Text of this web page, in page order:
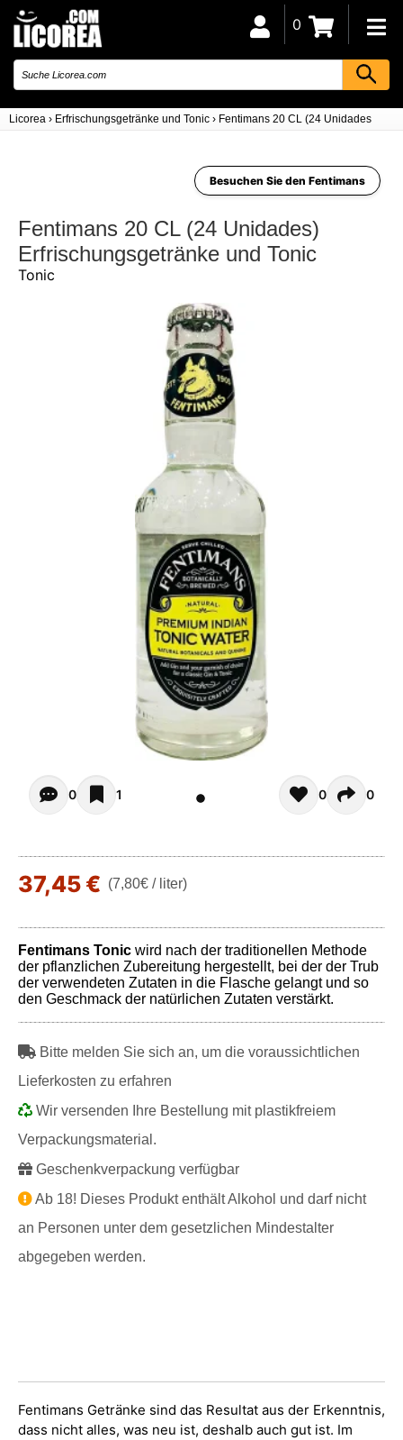
Licorea › Erfrischungsgetränke und Tonic › Fentimans 20 CL (24 Unidades)
0
Besuchen Sie den Fentimans
Fentimans 20 CL (24 Unidades)
Erfrischungsgetränke und Tonic
Tonic
Opiniones - Zur Zeit gibt noch keinen Kommentar.
0 1 0 0
37,45 € (7,80€ / liter)
Fentimans Tonic wird nach der traditionellen Methode
der pflanzlichen Zubereitung hergestellt, bei der der Trub
der verwendeten Zutaten in die Flasche gelangt und so
den Geschmack der natürlichen Zutaten verstärkt.
Bitte melden Sie sich an, um die voraussichtlichen
Lieferkosten zu erfahren
Wir versenden Ihre Bestellung mit plastikfreiem
Verpackungsmaterial.
Geschenkverpackung verfügbar
Ab 18! Dieses Produkt enthält Alkohol und darf nicht
an Personen unter dem gesetzlichen Mindestalter
abgegeben werden.
Fentimans Getränke sind das Resultat aus der Erkenntnis,
dass nicht alles, was neu ist, deshalb auch gut ist. Im